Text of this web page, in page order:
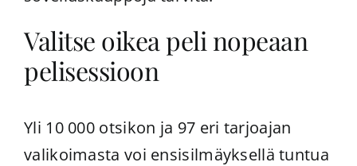
Valitse oikea peli nopeaan
pelisessioon
Yli 10 000 otsikon ja 97 eri tarjoajan
valikoimasta voi ensisilmäyksellä tuntua